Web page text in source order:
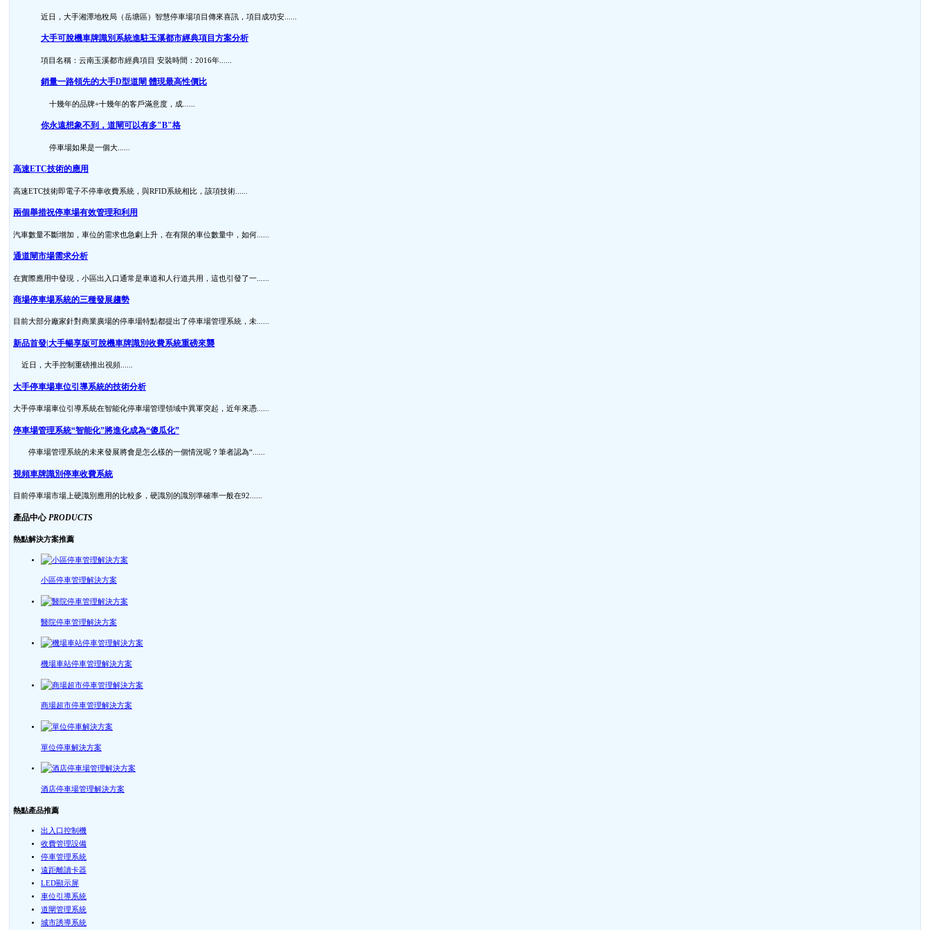
近日，大手湘潭地稅局（岳塘區）智慧停車場項目傳來喜訊，項目成功安......
大手可脫機車牌識別系統進駐玉溪都市經典項目方案分析
項目名稱：云南玉溪都市經典項目 安裝時間：2016年......
銷量一路領先的大手D型道閘 體現最高性價比
十幾年的品牌+十幾年的客戶滿意度，成......
你永遠想象不到，道閘可以有多"B"格
停車場如果是一個大......
高速ETC技術的應用
高速ETC技術即電子不停車收費系統，與RFID系統相比，該項技術......
兩個舉措祝停車場有效管理和利用
汽車數量不斷增加，車位的需求也急劇上升，在有限的車位數量中，如何......
通道閘市場需求分析
在實際應用中發現，小區出入口通常是車道和人行道共用，這也引發了一......
商場停車場系統的三種發展趨勢
目前大部分廠家針對商業廣場的停車場特點都提出了停車場管理系統，未......
新品首發|大手暢享版可脫機車牌識別收費系統重磅來襲
近日，大手控制重磅推出視頻......
大手停車場車位引導系統的技術分析
大手停車場車位引導系統在智能化停車場管理領域中異軍突起，近年來憑......
停車場管理系統“智能化”將進化成為“傻瓜化”
停車場管理系統的未來發展將會是怎么樣的一個情況呢？筆者認為“......
視頻車牌識別停車收費系統
目前停車場市場上硬識別應用的比較多，硬識別的識別準確率一般在92......
產品中心 PRODUCTS
熱點解決方案推薦
小區停車管理解決方案
醫院停車管理解決方案
機場車站停車管理解決方案
商場超市停車管理解決方案
單位停車解決方案
酒店停車場管理解決方案
熱點產品推薦
出入口控制機
收費管理設備
停車管理系統
遠距離讀卡器
LED顯示屏
車位引導系統
道閘管理系統
城市誘導系統